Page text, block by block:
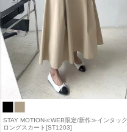
STAY MOTION≪WEB限定/新作≫インタック
ロングスカート[ST1203]